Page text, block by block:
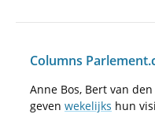
Columns
Anne Bos, Bert van
geven wekelijks hun